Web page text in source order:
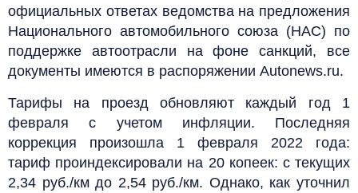
официальных ответах ведомства на предложения
Национального автомобильного союза (НАС) по
поддержке автоотрасли на фоне санкций, все
документы имеются в распоряжении Autonews.ru.
Тарифы на проезд обновляют каждый год 1
февраля с учетом инфляции. Последняя
коррекция произошла 1 февраля 2022 года:
тариф проиндексировали на 20 копеек: с текущих
2,34 руб./км до 2,54 руб./км. Однако, как уточнил